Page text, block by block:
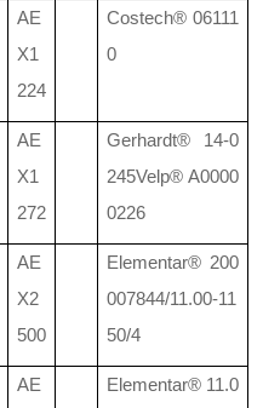
AE
X1
224
Costech® 06111
0
AE
X1
272
Gerhardt® 14-0
245Velp® A0000
0226
AE
X2
500
Elementar® 200
007844/11.00-11
50/4
AE
Elementar® 11.0